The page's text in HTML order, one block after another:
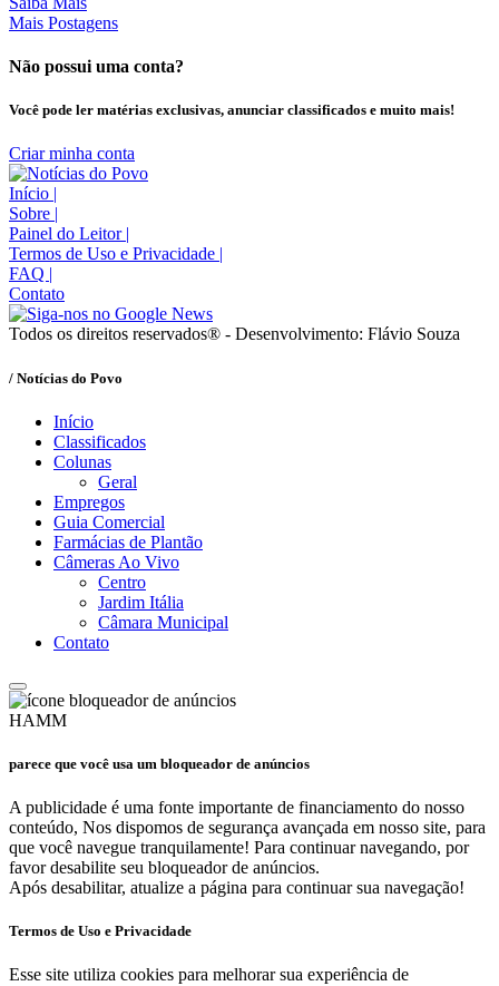
Mais Postagens
Não possui uma conta?
Você pode ler matérias exclusivas, anunciar classificados e muito mais!
Criar minha conta
Início |
Sobre |
Painel do Leitor |
Termos de Uso e Privacidade |
FAQ |
Contato
Todos os direitos reservados® - Desenvolvimento: Flávio Souza
/ Notícias do Povo
Início
Classificados
Colunas
Geral
Empregos
Guia Comercial
Farmácias de Plantão
Câmeras Ao Vivo
Centro
Jardim Itália
Câmara Municipal
Contato
HAMM
parece que você usa um bloqueador de anúncios
A publicidade é uma fonte importante de financiamento do nosso
conteúdo, Nos dispomos de segurança avançada em nosso site, para
que você navegue tranquilamente! Para continuar navegando, por
favor desabilite seu bloqueador de anúncios.
Após desabilitar, atualize a página para continuar sua navegação!
Termos de Uso e Privacidade
Esse site utiliza cookies para melhorar sua experiência de